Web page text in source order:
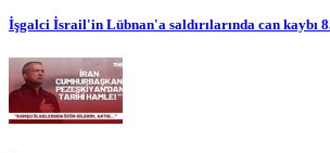
İşgalci İsrail'in Lübnan'a saldırılarında can kaybı